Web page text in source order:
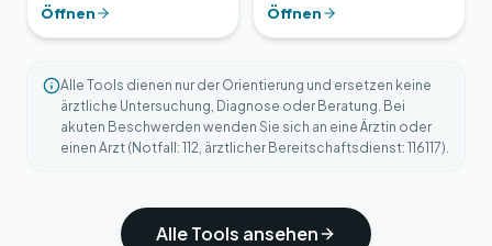
Öffnen Öffnen
Alle Tools dienen nur der Orientierung und ersetzen keine
ärztliche Untersuchung, Diagnose oder Beratung. Bei
akuten Beschwerden wenden Sie sich an eine Ärztin oder
einen Arzt (Notfall: 112, ärztlicher Bereitschaftsdienst: 116117).
Alle Tools ansehen